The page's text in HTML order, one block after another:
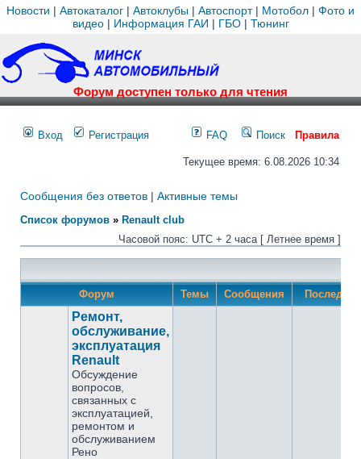
Новости | Автокаталог | Автоклубы | Автоспорт| Мотобол | Фото и
видео| Информация ГАИ | ГБО| Тюнинг
Форум доступен только для чтения
Вход Регистрация FAQ Поиск Правила
Текущее время: 6.08.2026 10:34
Сообщения без ответов | Активные темы
Список форумов » Renault club
Часовой пояс: UTC + 2 часа [ Летнее время ]
Форум Темы Сообщения
Ремонт,
обслуживание,
эксплуатация
Renault
Обсуждение
вопросов,
связанных с
эксплуатацией,
ремонтом и
обслуживанием
Рено